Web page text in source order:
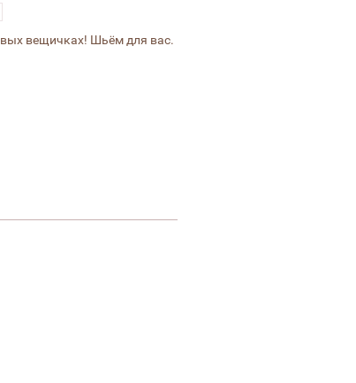
вещичках! Шьём для вас.